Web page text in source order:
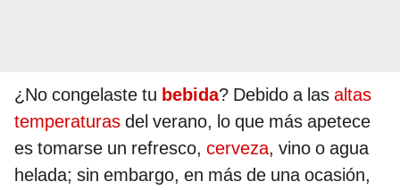
¿No congelaste tu bebida? Debido a las altas
temperaturas del verano, lo que más apetece
es tomarse un refresco, cerveza, vino o agua
helada; sin embargo, en más de una ocasión,